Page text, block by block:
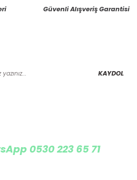
bulunuyor.
Güvenli Alışveriş Garantisi
KAYDOL
0530 223 65 71